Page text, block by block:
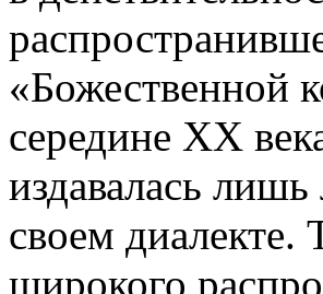
«Божественной
середине ХХ
издавалась
своем диалекте.
широкого